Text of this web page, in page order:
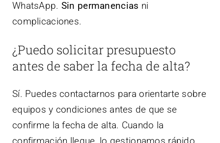
WhatsApp. Sin permanencias ni
complicaciones.
¿Puedo solicitar presupuesto
antes de saber la fecha de alta?
Sí. Puedes contactarnos para orientarte sobre
equipos y condiciones antes de que se
confirme la fecha de alta. Cuando la
confirmación llegue, lo gestionamos rápido.